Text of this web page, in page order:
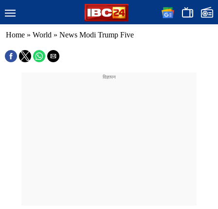
Home » World » News Modi Trump Five